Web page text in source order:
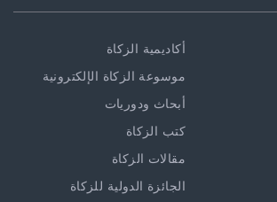
أكاديمية الزكاة
موسوعة الزكاة الإلكترونية
أبحاث ودوريات
كتب الزكاة
مقالات الزكاة
الجائزة الدولية للزكاة